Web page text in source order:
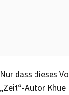
Nur dass dieses
„Zeit“-Autor